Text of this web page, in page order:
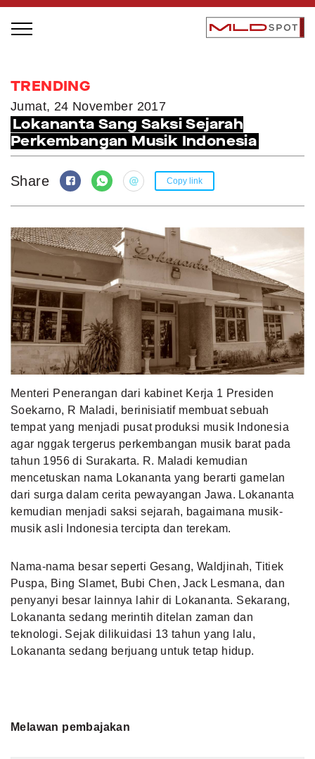
LOCAL GREATNESS
INSPIRING PEOPLE
INSPIRING PRODUCTS
INSPIRING PLACES
INSPIRING COMMUNITIES
TRENDING
EVENTS
MLDPODCAST
VIDEOS
MLDPOINTS
TRENDING
Jumat, 24 November 2017
Lokananta Sang Saksi Sejarah
Perkembangan Musik Indonesia
Share Copy link
Menteri Penerangan dari kabinet Kerja 1 Presiden
Soekarno, R Maladi, berinisiatif membuat sebuah
tempat yang menjadi pusat produksi musik Indonesia
agar nggak tergerus perkembangan musik barat pada
tahun 1956 di Surakarta. R. Maladi kemudian
mencetuskan nama Lokananta yang berarti gamelan
dari surga dalam cerita pewayangan Jawa. Lokananta
kemudian menjadi saksi sejarah, bagaimana musik-
musik asli Indonesia tercipta dan terekam.
Nama-nama besar seperti Gesang, Waldjinah, Titiek
Puspa, Bing Slamet, Bubi Chen, Jack Lesmana, dan
penyanyi besar lainnya lahir di Lokananta. Sekarang,
Lokananta sedang merintih ditelan zaman dan
teknologi. Sejak dilikuidasi 13 tahun yang lalu,
Lokananta sedang berjuang untuk tetap hidup.
Melawan pembajakan